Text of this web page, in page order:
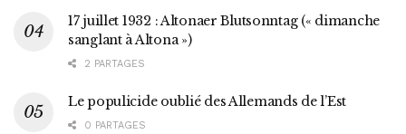
17 juillet 1932 : Altonaer Blutsonntag (« dimanche
sanglant à Altona »)
2 PARTAGES
Le populicide oublié des Allemands de l’Est
0 PARTAGES